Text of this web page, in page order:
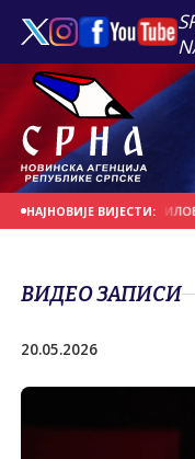
НАЈНОВИЈЕ ВИЈЕСТИ:
ДАН У
ВИДЕО ЗАПИСИ
20.05.2026